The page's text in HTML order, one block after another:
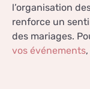
l’organisation
renforce un
des mariages.
vos événements